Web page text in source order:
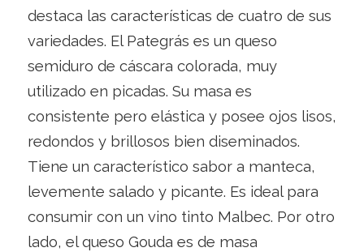
destaca las características de cuatro de sus
variedades. El Pategrás es un queso
semiduro de cáscara colorada, muy
utilizado en picadas. Su masa es
consistente pero elástica y posee ojos lisos,
redondos y brillosos bien diseminados.
Tiene un característico sabor a manteca,
levemente salado y picante. Es ideal para
consumir con un vino tinto Malbec. Por otro
lado, el queso Gouda es de masa